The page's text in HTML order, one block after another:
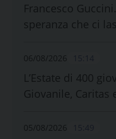
Francesco
speranza che ci
06/08/2026
L’Estate di 400
Giovanile, Caritas
05/08/2026